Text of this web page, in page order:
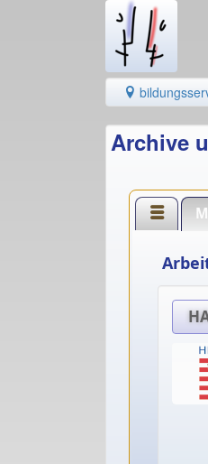
Archive